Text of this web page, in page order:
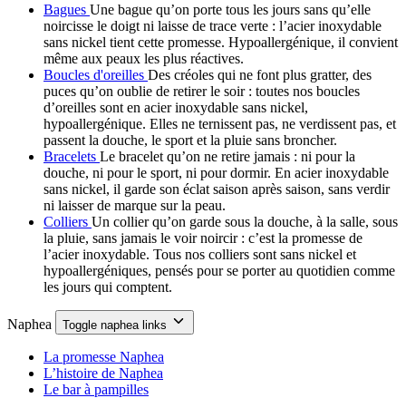
Bagues Une bague qu’on porte tous les jours sans qu’elle
noircisse le doigt ni laisse de trace verte : l’acier inoxydable
sans nickel tient cette promesse. Hypoallergénique, il convient
même aux peaux les plus réactives.
Boucles d'oreilles Des créoles qui ne font plus gratter, des
puces qu’on oublie de retirer le soir : toutes nos boucles
d’oreilles sont en acier inoxydable sans nickel,
hypoallergénique. Elles ne ternissent pas, ne verdissent pas, et
passent la douche, le sport et la pluie sans broncher.
Bracelets Le bracelet qu’on ne retire jamais : ni pour la
douche, ni pour le sport, ni pour dormir. En acier inoxydable
sans nickel, il garde son éclat saison après saison, sans verdir
ni laisser de marque sur la peau.
Colliers Un collier qu’on garde sous la douche, à la salle, sous
la pluie, sans jamais le voir noircir : c’est la promesse de
l’acier inoxydable. Tous nos colliers sont sans nickel et
hypoallergéniques, pensés pour se porter au quotidien comme
les jours qui comptent.
Naphea Toggle naphea links
La promesse Naphea
L’histoire de Naphea
Le bar à pampilles